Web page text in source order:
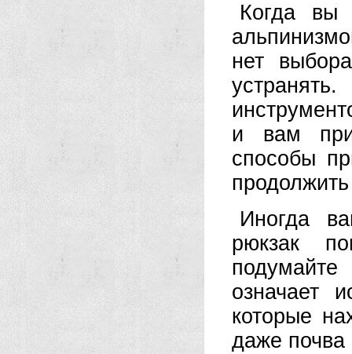
Когда вы
нет
и вам
способы
Иногда
рюкзак
означает
которые
даже почва